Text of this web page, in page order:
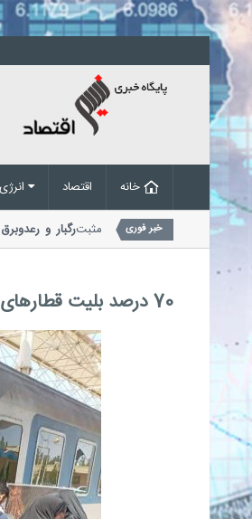
اقتصاد
خبر فوری رگبار و
مدیریت
مرکزی با اشاره به تداوم روند مثبت
70 درصد بلیت قطارهای اربعین فروخته شد